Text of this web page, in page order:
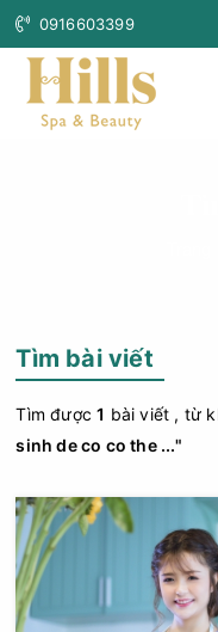
0916603399
Tìm bài viết
Tìm được1 bài viết , từ
sinh de co co the ..."